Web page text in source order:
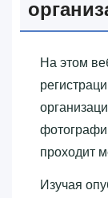
На этом
проходит
Изучая